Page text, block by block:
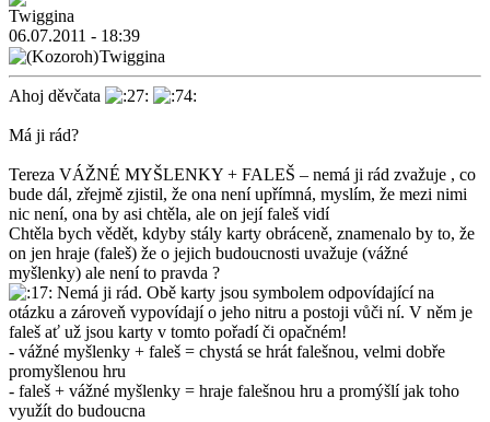
06.07.2011 - 18:39
Twiggina
Ahoj děvčata
Má ji rád?
Tereza VÁŽNÉ MYŠLENKY + FALEŠ – nemá ji rád zvažuje , co
bude dál, zřejmě zjistil, že ona není upřímná, myslím, že mezi nimi
nic není, ona by asi chtěla, ale on její faleš vidí
Chtěla bych vědět, kdyby stály karty obráceně, znamenalo by to, že
on jen hraje (faleš) že o jejich budoucnosti uvažuje (vážné
myšlenky) ale není to pravda ?
Nemá ji rád. Obě karty jsou symbolem odpovídající na
otázku a zároveň vypovídají o jeho nitru a postoji vůči ní. V něm je
faleš ať už jsou karty v tomto pořadí či opačném!
- vážné myšlenky + faleš = chystá se hrát falešnou, velmi dobře
promyšlenou hru
- faleš + vážné myšlenky = hraje falešnou hru a promýšlí jak toho
využít do budoucna